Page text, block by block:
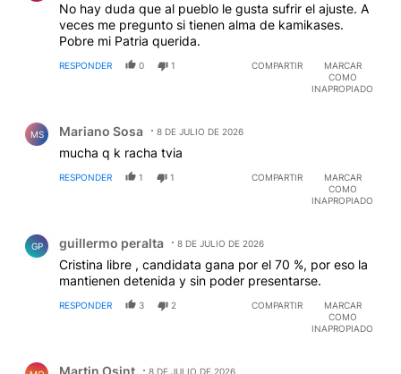
No hay duda que al pueblo le gusta sufrir el ajuste. A
veces me pregunto si tienen alma de kamikases.
Pobre mi Patria querida.
RESPONDER 0 1 COMPARTIR
MARCAR
COMO
INAPROPIADO
MS Mariano Sosa 8 DE JULIO DE 2026
mucha q k racha tvia
RESPONDER 1 1 COMPARTIR
MARCAR
COMO
INAPROPIADO
GP guillermo peralta 8 DE JULIO DE 2026
Cristina libre , candidata gana por el 70 %, por eso la
mantienen detenida y sin poder presentarse.
RESPONDER 3 2 COMPARTIR
MARCAR
COMO
INAPROPIADO
8 DE JULIO DE 2026